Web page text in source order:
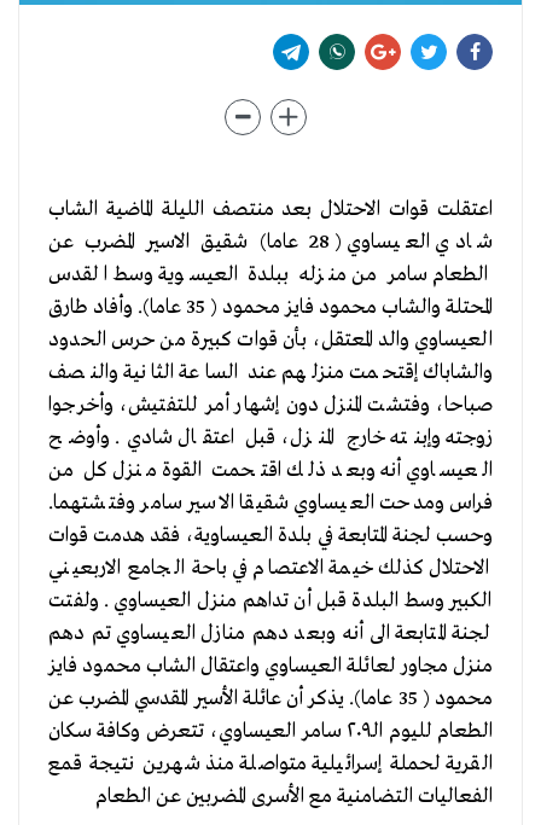
اعتقلت قوات الاحتلال بعد منتصف الليلة الماضية الشاب
شادي العيساوي ( 28 عاما) شقيق الاسير المضرب عن
الطعام سامر من منزله ببلدة العيسوية وسط القدس
المحتلة والشاب محمود فايز محمود ( 35 عاما). وأفاد طارق
العيساوي والد المعتقل، بأن قوات كبيرة من حرس الحدود
والشاباك إقتحمت منزلهم عند الساعة الثانية والنصف
صباحا، وفتشت المنزل دون إشهار أمر للتفتيش، وأخرجوا
زوجته وإبنته خارج المنزل، قبل اعتقال شادي. وأوضح
العيساوي أنه وبعد ذلك اقتحمت القوة منزل كل من
فراس ومدحت العيساوي شقيقا الاسير سامر وفتشتهما.
وحسب لجنة المتابعة في بلدة العيساوية، فقد هدمت قوات
الاحتلال كذلك خيمة الاعتصام في باحة الجامع الاربعيني
الكبير وسط البلدة قبل أن تداهم منزل العيساوي . ولفتت
لجنة المتابعة الى أنه وبعد دهم منازل العيساوي تم دهم
منزل مجاور لعائلة العيساوي واعتقال الشاب محمود فايز
محمود ( 35 عاما). يذكر أن عائلة الأسير المقدسي المضرب عن
الطعام لليوم الـ٢٠٩ سامر العيساوي، تتعرض وكافة سكان
القرية لحملة إسرائيلية متواصلة منذ شهرين نتيجة قمع
الفعاليات التضامنية مع الأسرى المضربين عن الطعام